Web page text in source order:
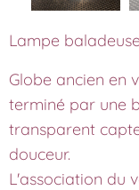
Lampe
Globe ancien en
terminé par une
transparent
douceur.
L'association du